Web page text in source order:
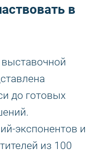
в
до готовых
экспонентов и
из 100